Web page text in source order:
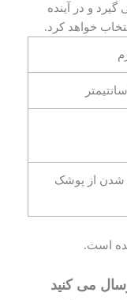
گیرد و در آینده
خواهد کرد.
شدن از پوشک
است.
می کنید